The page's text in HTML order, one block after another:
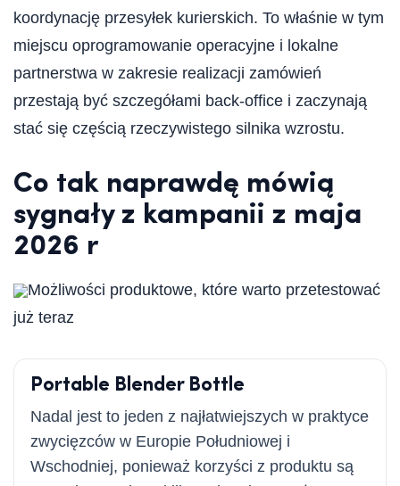
koordynację przesyłek kurierskich. To właśnie w tym
miejscu oprogramowanie operacyjne i lokalne
partnerstwa w zakresie realizacji zamówień
przestają być szczegółami back-office i zaczynają
stać się częścią rzeczywistego silnika wzrostu.
Co tak naprawdę mówią
sygnały z kampanii z maja
2026 r
Możliwości produktowe, które warto przetestować
już teraz
Portable Blender Bottle
Nadal jest to jeden z najłatwiejszych w praktyce
zwycięzców w Europie Południowej i
Wschodniej, ponieważ korzyści z produktu są